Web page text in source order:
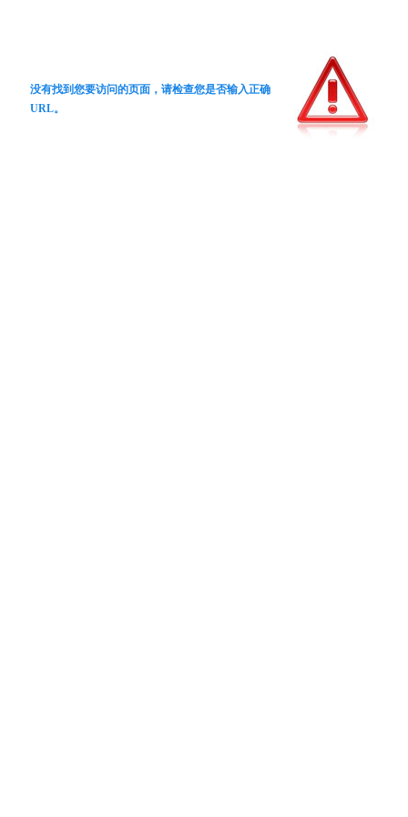
没有找到您要访问的页面，请检查您是否输入正确
URL。